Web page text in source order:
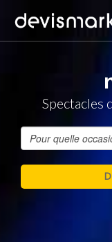
Spectacles